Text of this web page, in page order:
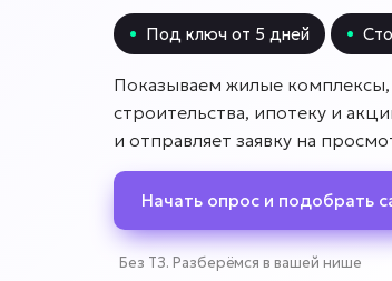
• Под ключ от 5 дней •
Показываем жилые
строительства, ипотеку и
и отправляет заявку на
Начать опрос и подобрать
Без ТЗ. Разберёмся в вашей нише